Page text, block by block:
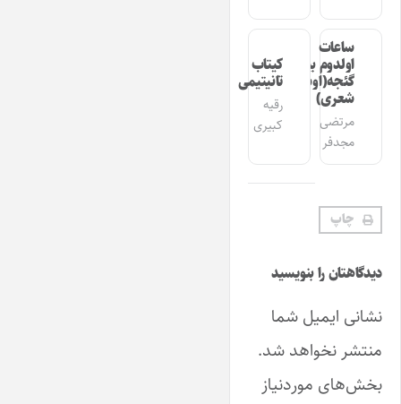
ساعات
اولدوم بیر
گئجه(اوشاق
شعری)
مرتضی
مجدفر
کیتاب
تانیتیمی
رقیه
کبیری
چاپ
دیدگاهتان را بنویسید
نشانی ایمیل شما
منتشر نخواهد شد.
بخش‌های موردنیاز